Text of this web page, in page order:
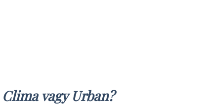
vagy Urban?